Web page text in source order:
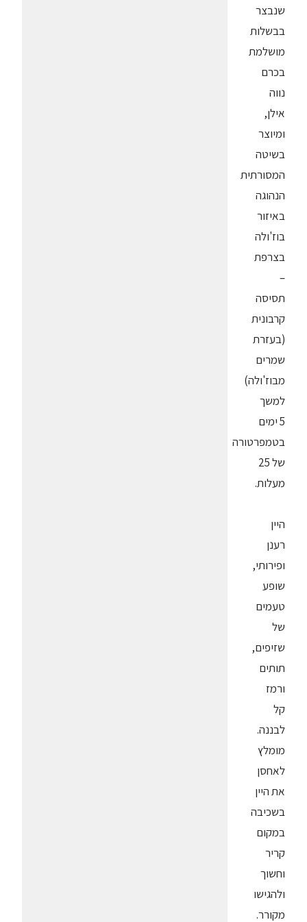
שנבצר
בבשלות
מושלמת
בכרם
נווה
אילן,
ומיוצר
בשיטה
המסורתית
הנהוגה
באיזור
בוז'ולה
בצרפת
–
תסיסה
קרבונית
(בעזרת
שמרים
מבוז'ולה)
למשך
5 ימים
בטמפרטורה
של 25
מעלות.
היין
רענן
ופירותי,
שופע
טעמים
של
שזיפים,
תותים
ורמז
קל
לבננה.
מומלץ
לאחסן
את היין
בשכיבה
במקום
קריר
וחשוך
ולהגישו
מקורר.